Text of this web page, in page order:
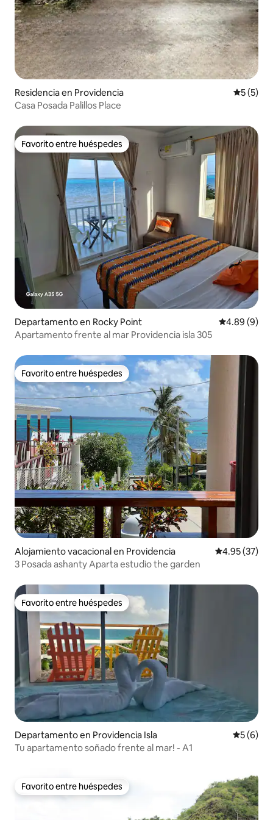
Residencia en Providencia
5 (5)
Casa Posada Palillos Place
Favorito entre huéspedes
Favorito entre huéspedes
Departamento en Rocky Point Calificación
4.89 (9)
Apartamento frente al mar Providencia isla 305
Favorito entre huéspedes
Favorito entre huéspedes
Alojamiento vacacional en Providencia Calificación
4.95 (37)
3 Posada ashanty Aparta estudio the garden
Favorito entre huéspedes
Favorito entre huéspedes
Departamento en Providencia Isla
5 (6)
Tu apartamento soñado frente al mar! - A1
Favorito entre huéspedes
Favorito entre huéspedes